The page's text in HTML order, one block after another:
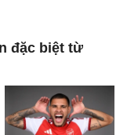
đặc biệt từ